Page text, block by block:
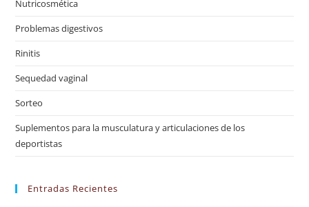
Nutricosmética
Problemas digestivos
Rinitis
Sequedad vaginal
Sorteo
Suplementos para la musculatura y articulaciones de los
deportistas
Entradas Recientes